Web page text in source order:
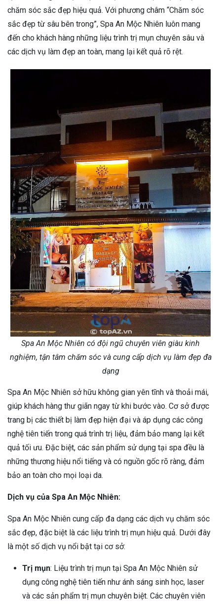
chăm sóc sắc đẹp hiệu quả. Với phương châm “Chăm sóc
sắc đẹp từ sâu bên trong”, Spa An Mộc Nhiên luôn mang
đến cho khách hàng những liệu trình trị mụn chuyên sâu và
các dịch vụ làm đẹp an toàn, mang lại kết quả rõ rệt.
Spa An Mộc Nhiên có đội ngũ chuyên viên giàu kinh
nghiệm, tận tâm chăm sóc và cung cấp dịch vụ làm đẹp đa
dạng
Spa An Mộc Nhiên sở hữu không gian yên tĩnh và thoải mái,
giúp khách hàng thư giãn ngay từ khi bước vào. Cơ sở được
trang bị các thiết bị làm đẹp hiện đại và áp dụng các công
nghệ tiên tiến trong quá trình trị liệu, đảm bảo mang lại kết
quả tối ưu. Đặc biệt, các sản phẩm sử dụng tại spa đều là
những thương hiệu nổi tiếng và có nguồn gốc rõ ràng, đảm
bảo an toàn cho mọi loại da.
Dịch vụ của Spa An Mộc Nhiên:
Spa An Mộc Nhiên cung cấp đa dạng các dịch vụ chăm sóc
sắc đẹp, đặc biệt là các liệu trình trị mụn hiệu quả. Dưới đây
là một số dịch vụ nổi bật tại cơ sở:
Trị mụn: Liệu trình trị mụn tại Spa An Mộc Nhiên sử
dụng công nghệ tiên tiến như ánh sáng sinh học, laser
và các sản phẩm trị mụn chuyên biệt. Các chuyên viên